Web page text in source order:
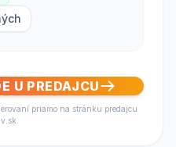
U PREDAJCU
priamo na stránku predajcu